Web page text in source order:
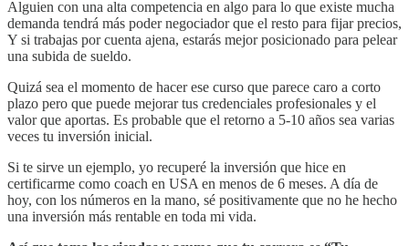
Alguien con una alta competencia en algo para lo que existe mucha
demanda tendrá más poder negociador que el resto para fijar precios,
Y si trabajas por cuenta ajena, estarás mejor posicionado para pelear
una subida de sueldo.
Quizá sea el momento de hacer ese curso que parece caro a corto
plazo pero que puede mejorar tus credenciales profesionales y el
valor que aportas. Es probable que el retorno a 5-10 años sea varias
veces tu inversión inicial.
Si te sirve un ejemplo, yo recuperé la inversión que hice en
certificarme como coach en USA en menos de 6 meses. A día de
hoy, con los números en la mano, sé positivamente que no he hecho
una inversión más rentable en toda mi vida.